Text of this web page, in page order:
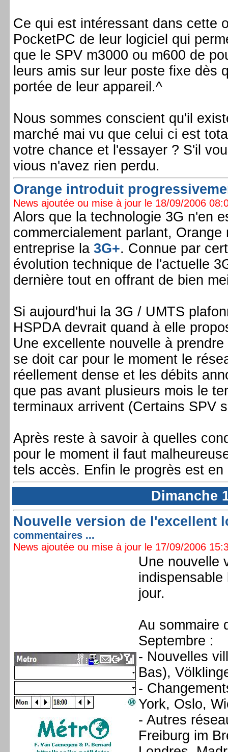
Ce qui est intéressant dans cette
PocketPC de leur logiciel qui
que le SPV m3000 ou m600 de
leurs amis sur leur poste fixe dès
portée de leur appareil.^
Nous sommes conscient qu'il
marché mai vu que celui ci est
votre chance et l'essayer ? S'il
vious n'avez rien perdu.
Orange introduit
News ajoutée ou mise à jour le 18/09/2006
Alors que la technologie 3G n'en
commercialement parlant,
entreprise la 3G+. Connue par
évolution technique de l'actuelle
dernière tout en offrant de bien
Si aujourd'hui la 3G / UMTS
HSPDA devrait quand à elle
Une excellente nouvelle à
se doit car pour le moment le
réellement dense et les débits
que pas avant plusieurs mois le
terminaux arrivent (Certains SPV
Après reste à savoir à quelles
pour le moment il faut
tels accès. Enfin le progrès est
Dimanche
Nouvelle version de l'excellent
commentaires ...
News ajoutée ou mise à jour le 17/09/2006
Une nouvelle
jour.
Au sommaire
Septembre :
- Nouvelles
Bas),
-
York, Oslo,
- Autres
Freiburg im